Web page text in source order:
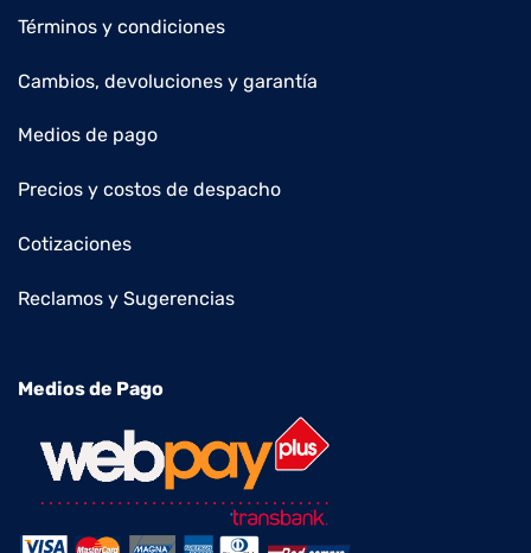
Términos y condiciones
Cambios, devoluciones y garantía
Medios de pago
Precios y costos de despacho
Cotizaciones
Reclamos y Sugerencias
Medios de Pago